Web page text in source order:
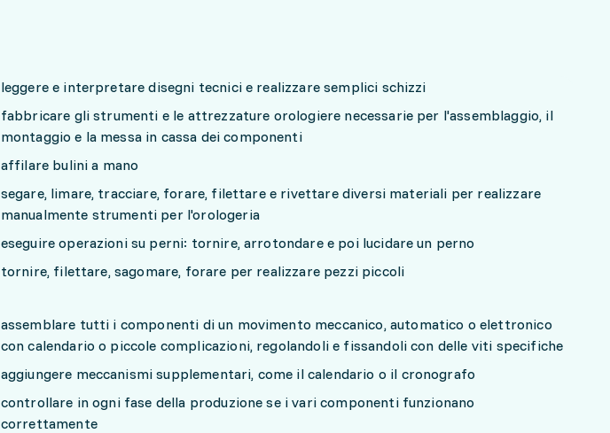
leggere e interpretare disegni tecnici e realizzare semplici schizzi
fabbricare gli strumenti e le attrezzature orologiere necessarie per l'assemblaggio, il
montaggio e la messa in cassa dei componenti
affilare bulini a mano
segare, limare, tracciare, forare, filettare e rivettare diversi materiali per realizzare
manualmente strumenti per l'orologeria
eseguire operazioni su perni: tornire, arrotondare e poi lucidare un perno
tornire, filettare, sagomare, forare per realizzare pezzi piccoli
assemblare tutti i componenti di un movimento meccanico, automatico o elettronico
con calendario o piccole complicazioni, regolandoli e fissandoli con delle viti specifiche
aggiungere meccanismi supplementari, come il calendario o il cronografo
controllare in ogni fase della produzione se i vari componenti funzionano
correttamente